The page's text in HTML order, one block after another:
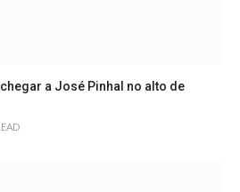
a José Pinhal no alto de